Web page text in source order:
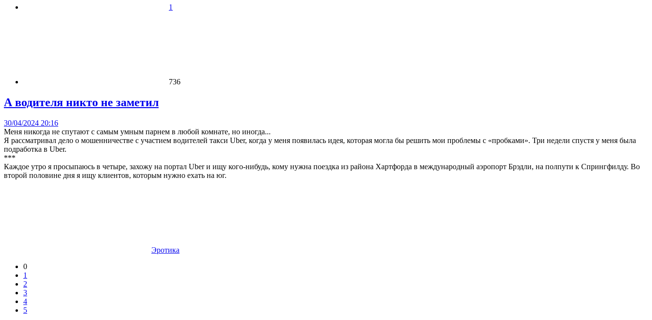
1
736
А водителя никто не заметил
30/04/2024 20:16
Меня никогда не спутают с самым умным парнем в любой комнате, но иногда...
Я рассматривал дело о мошенничестве с участием водителей такси Uber, когда у меня появилась идея, которая могла бы решить мои проблемы с «пробками». Три недели спустя у меня была
подработка в Uber.
***
Каждое утро я просыпаюсь в четыре, захожу на портал Uber и ищу кого-нибудь, кому нужна поездка из района Хартфорда в международный аэропорт Брэдли, на полпути к Спрингфилду. Во
второй половине дня я ищу клиентов, которым нужно ехать на юг.
Эротика
0
1
2
3
4
5